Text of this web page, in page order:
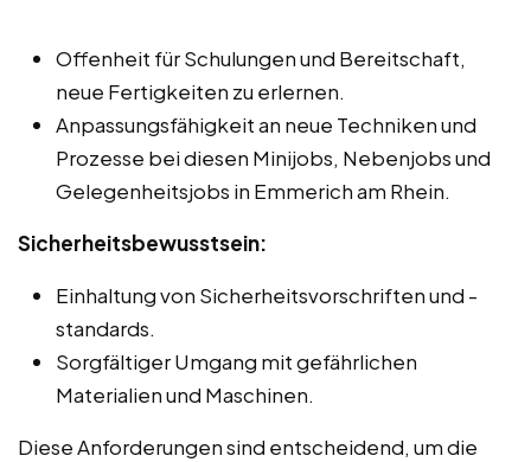
Offenheit für Schulungen und Bereitschaft,
neue Fertigkeiten zu erlernen.
Anpassungsfähigkeit an neue Techniken und
Prozesse bei diesen Minijobs, Nebenjobs und
Gelegenheitsjobs in Emmerich am Rhein.
Sicherheitsbewusstsein:
Einhaltung von Sicherheitsvorschriften und -
standards.
Sorgfältiger Umgang mit gefährlichen
Materialien und Maschinen.
Diese Anforderungen sind entscheidend, um die